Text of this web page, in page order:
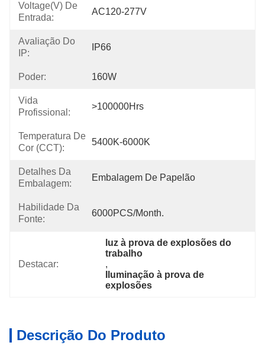
Voltage(V) De
Entrada:
AC120-277V
Avaliação Do
IP:
IP66
Poder: 160W
Vida
Profissional:
>100000Hrs
Temperatura De
Cor (CCT):
5400K-6000K
Detalhes Da
Embalagem:
Embalagem De Papelão
Habilidade Da
Fonte:
6000PCS/Month.
Destacar:
luz à prova de explosões do
trabalho
,
Iluminação à prova de
explosões
Descrição Do Produto